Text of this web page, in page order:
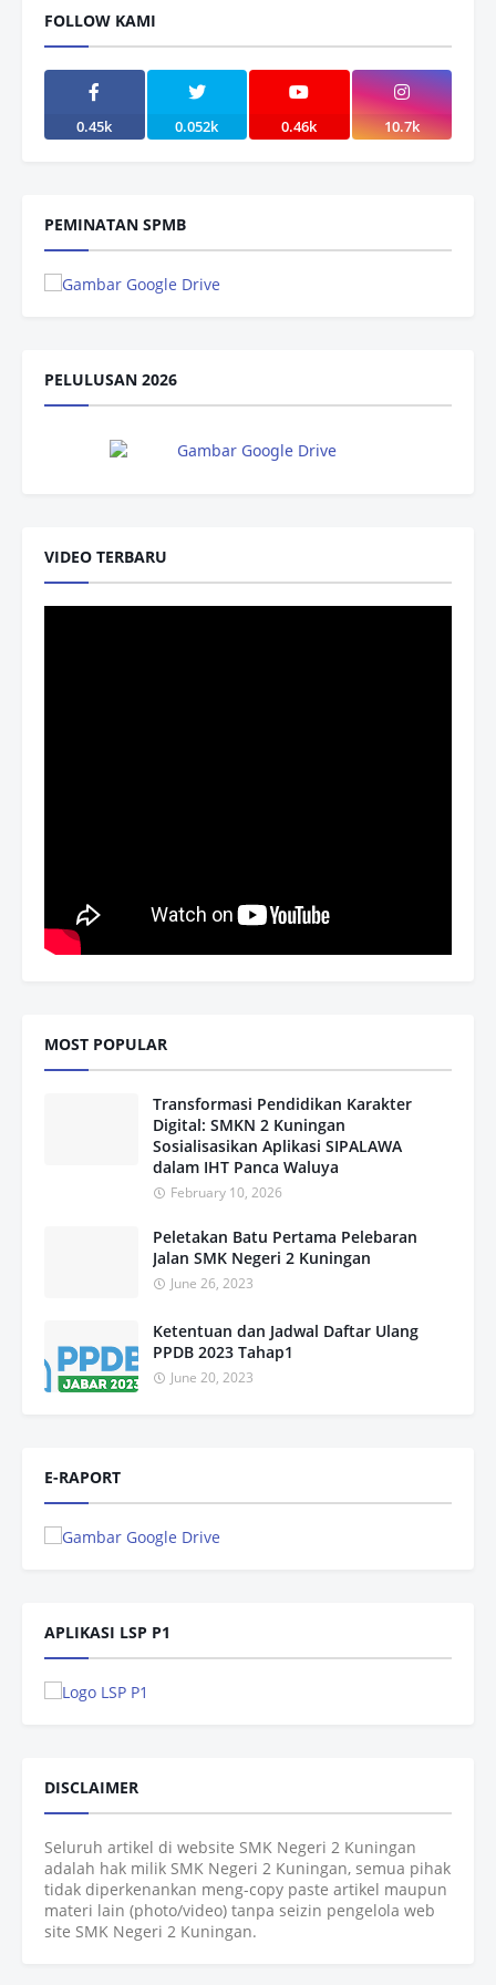
FOLLOW KAMI
0.45k 0.052k 0.46k 10.7k
PEMINATAN SPMB
PELULUSAN 2026
VIDEO TERBARU
MOST POPULAR
Transformasi Pendidikan Karakter
Digital: SMKN 2 Kuningan
Sosialisasikan Aplikasi SIPALAWA
dalam IHT Panca Waluya
February 10, 2026
Peletakan Batu Pertama Pelebaran
Jalan SMK Negeri 2 Kuningan
June 26, 2023
Ketentuan dan Jadwal Daftar Ulang
PPDB 2023 Tahap1
June 20, 2023
E-RAPORT
APLIKASI LSP P1
DISCLAIMER
Seluruh artikel di website SMK Negeri 2 Kuningan
adalah hak milik SMK Negeri 2 Kuningan, semua pihak
tidak diperkenankan meng-copy paste artikel maupun
materi lain (photo/video) tanpa seizin pengelola web
site SMK Negeri 2 Kuningan.